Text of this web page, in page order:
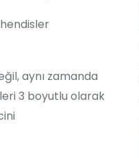
aynı zamanda
3 boyutlu olarak